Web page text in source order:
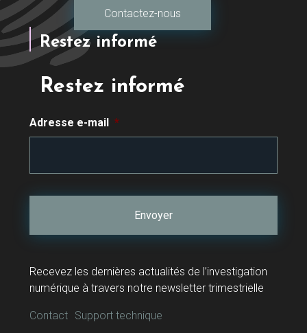
Contactez-nous
Restez informé
Restez informé
Adresse e-mail *
Recevez les dernières actualités de l’investigation
numérique à travers notre newsletter trimestrielle
Contact Support technique